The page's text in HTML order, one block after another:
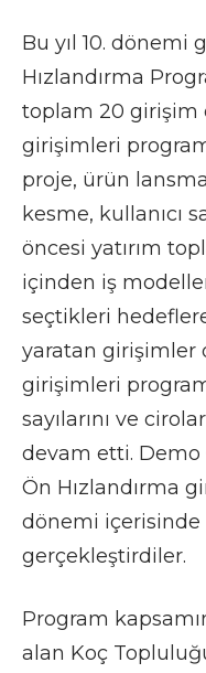
Bu yıl 10. dönemi
Hızlandırma
toplam 20 girişim
girişimleri
proje, ürün
kesme, kullanıcı
öncesi yatırım
içinden iş
seçtikleri
yaratan girişimler
girişimleri
sayılarını ve
devam etti. Demo
Ön Hızlandırma
dönemi içerisinde
gerçekleştirdiler.
Program
alan Koç